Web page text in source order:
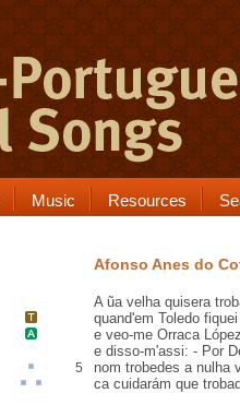
Music Resources
Afonso Anes do
A ũa velha quisera
quand'em Toledo
e veo-me Orraca
e disso-m'assi: - Por
5 nom trobedes a nulha
ca cuidarám que